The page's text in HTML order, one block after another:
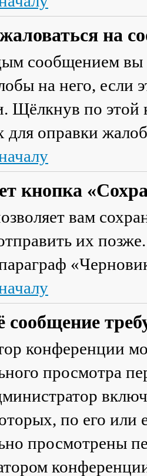
на
сообщением вы
на него, если
Щёлкнув по этой
для оправки
кнопка
вам
их
конференции
просмотра
по его
просмотрены